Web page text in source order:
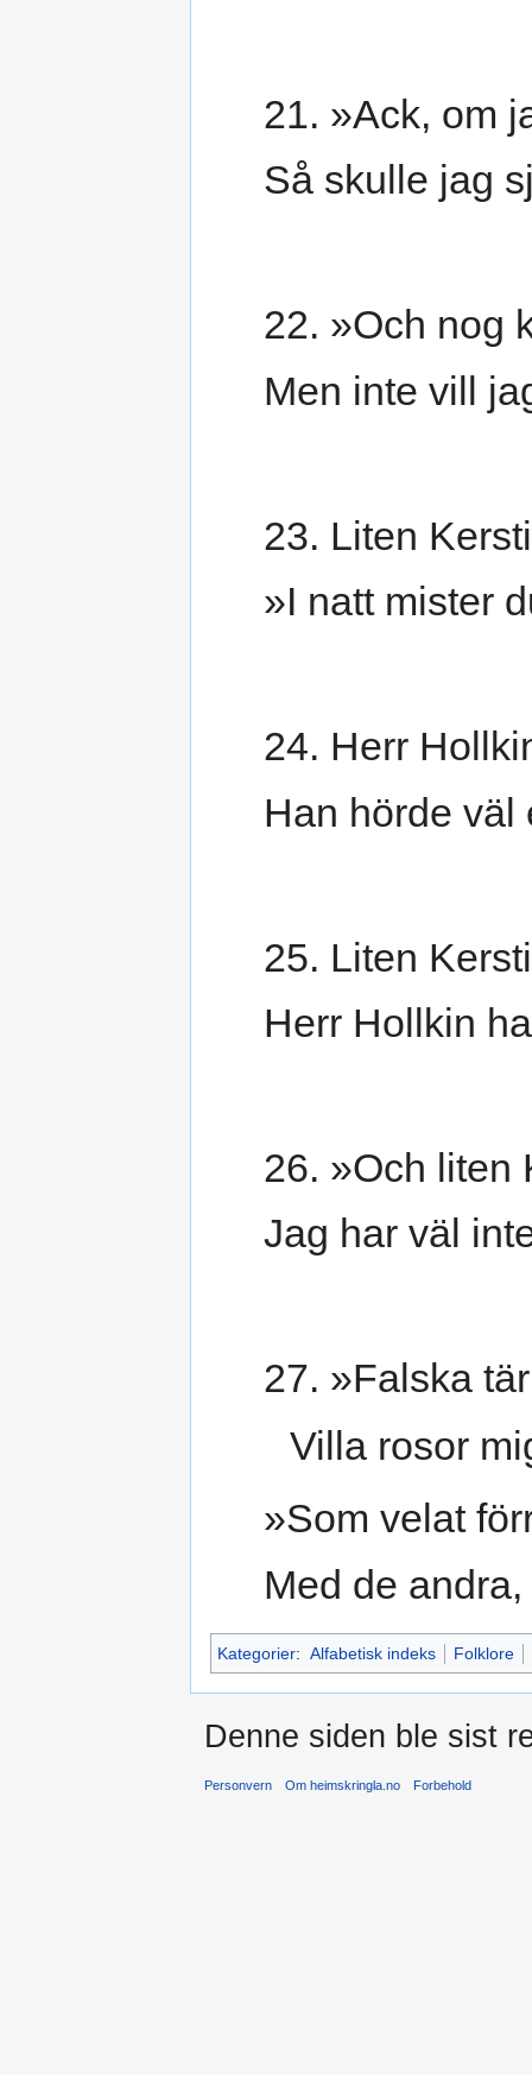
21. »Ack, om
Så skulle jag
22. »Och nog
Men inte vill
23. Liten
»I natt mister
24. Herr
Han hörde väl
25. Liten
Herr Hollkin
26. »Och liten
Jag har väl
27. »Falska
Villa rosor
»Som velat
Med de
Kategorier: Alfabetisk indeks Folklore
Denne siden ble sist
Personvern Om heimskringla.no Forbehold